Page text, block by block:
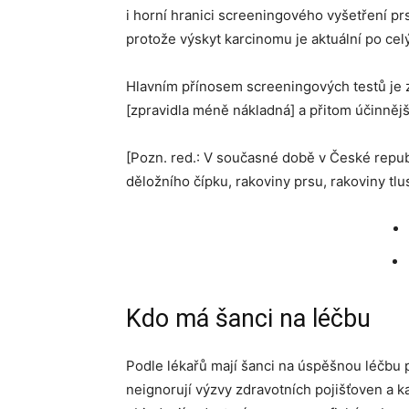
i horní hranici screeningového vyšetření
protože výskyt karcinomu je aktuální po
Hlavním přínosem screeningových testů
[zpravidla méně nákladná] a přitom
[Pozn. red.: V současné době v České
děložního čípku, rakoviny prsu, rakoviny
Kdo má šanci na léčbu
Podle lékařů mají šanci na úspěšnou
neignorují výzvy zdravotních pojišťoven a